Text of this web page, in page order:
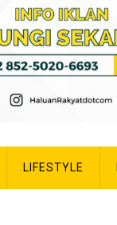
LIFESTYLE